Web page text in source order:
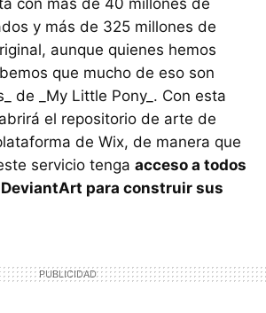
y más de 325 millones de
aunque quienes hemos
que mucho de eso son
de _My Little Pony_. Con esta
el repositorio de arte de
de Wix, de manera que
servicio tenga acceso a todos
para construir sus